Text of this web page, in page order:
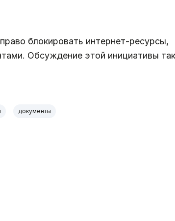
блокировать интернет-ресурсы,
Обсуждение этой инициативы
документы